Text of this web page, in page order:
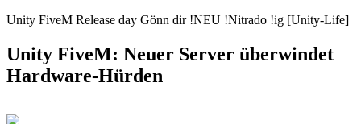
Unity FiveM Release day Gönn dir !NEU !Nitrado !ig [Unity-Life]
Unity FiveM: Neuer Server überwindet
Hardware-Hürden